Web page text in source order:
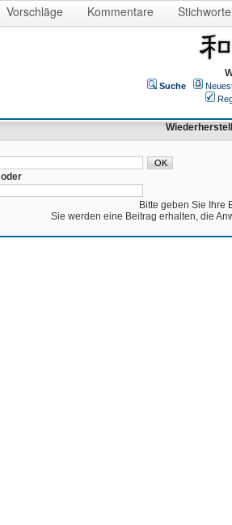
Vorschläge Kommentare Stichworte
Suche
oder
Bitte geben Sie Ihre
Sie werden eine Beitrag erhalten, die